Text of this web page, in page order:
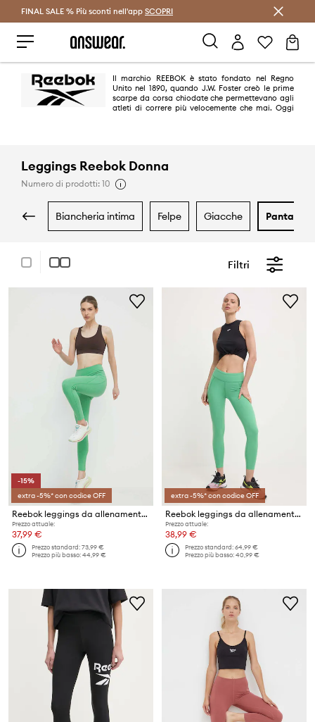
Risparmia con Answear Club >
FINAL SALE % Più sconti nell'app SCOPRI
Il marchio REEBOK è stato fondato nel Regno
Unito nel 1890, quando J.W. Foster creò le prime
scarpe da corsa chiodate che permettevano agli
atleti di correre più velocemente che mai. Oggi
Leggings Reebok Donna
Numero di prodotti: 10
biancheria intima felpe giacche
Filtri
-15%
extra -5%* con codice OFF
Reebok leggings da allenamento Lux
Prezzo attuale:
37,99 €
Prezzo standard:73,99 €
Prezzo più basso:44,99 €
extra -5%* con codice OFF
Reebok leggings da allenamento Lux
Prezzo attuale:
38,99 €
Prezzo standard:64,99 €
Prezzo più basso:40,99 €